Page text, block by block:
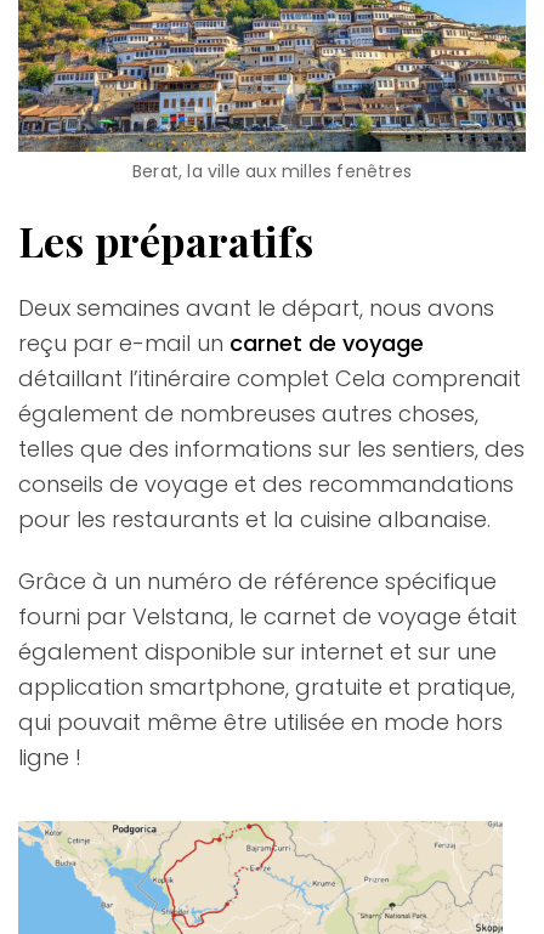
Berat, la ville aux milles fenêtres
Les préparatifs
Deux semaines avant le départ, nous avons
reçu par e-mail un carnet de voyage
détaillant l’itinéraire complet Cela comprenait
également de nombreuses autres choses,
telles que des informations sur les sentiers, des
conseils de voyage et des recommandations
pour les restaurants et la cuisine albanaise.
Grâce à un numéro de référence spécifique
fourni par Velstana, le carnet de voyage était
également disponible sur internet et sur une
application smartphone, gratuite et pratique,
qui pouvait même être utilisée en mode hors
ligne !